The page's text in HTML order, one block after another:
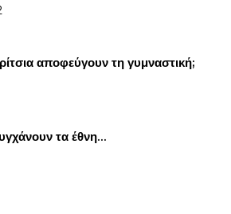
αποφεύγουν τη γυμναστική;
τα έθνη…